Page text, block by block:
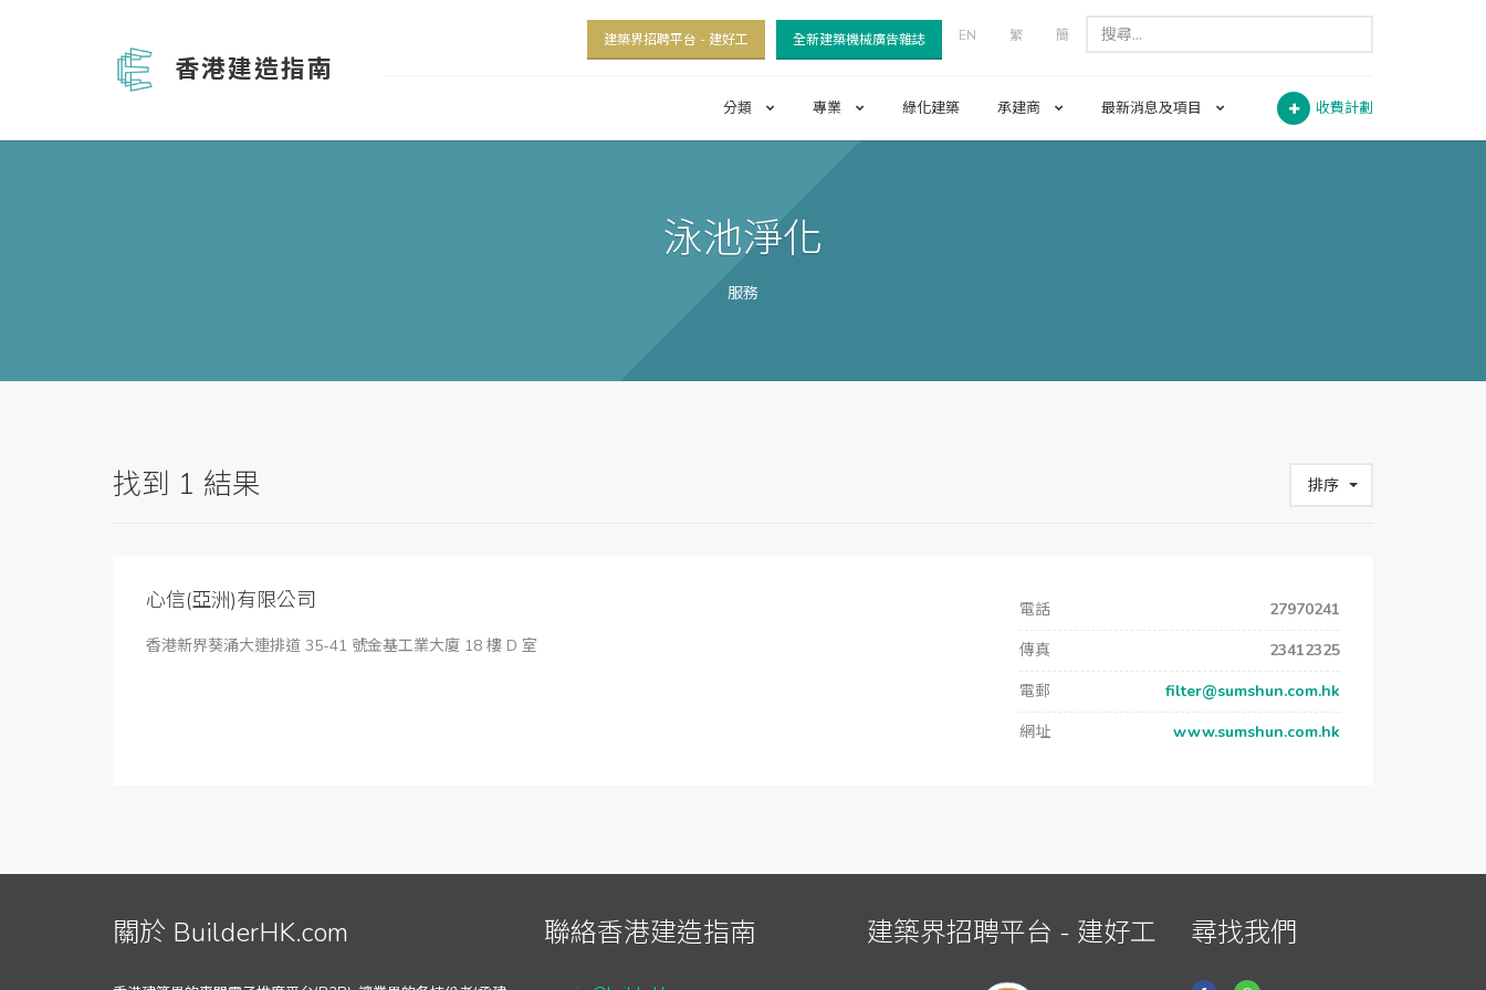
香港建造指南
建築界招聘平台 - 建好工 全新建築機械廣告雜誌 EN 繁 簡
收費計劃
分類 專業 綠化建築 承建商 最新消息及項目
泳池淨化
服務
找到 1 結果 排序
心信(亞洲)有限公司
香港新界葵涌大連排道 35-41 號金基工業大廈 18 樓 D 室
電話
27970241
傳真
23412325
電郵
filter@sumshun.com.hk
網址
www.sumshun.com.hk
關於 BuilderHK.com 聯絡香港建造指南 建築界招聘平台 - 建好工 尋找我們